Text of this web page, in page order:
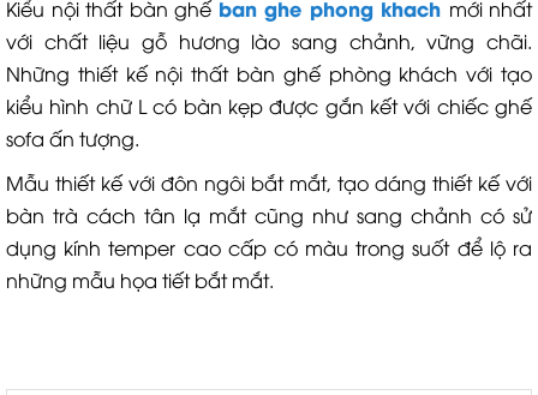
Kiểu nội thất bàn ghế ban ghe phong khach mới nhất
với chất liệu gỗ hương lào sang chảnh, vững chãi.
Những thiết kế nội thất bàn ghế phòng khách với tạo
kiểu hình chữ L có bàn kẹp được gắn kết với chiếc ghế
sofa ấn tượng.
Mẫu thiết kế với đôn ngôi bắt mắt, tạo dáng thiết kế với
bàn trà cách tân lạ mắt cũng như sang chảnh có sử
dụng kính temper cao cấp có màu trong suốt để lộ ra
những mẫu họa tiết bắt mắt.